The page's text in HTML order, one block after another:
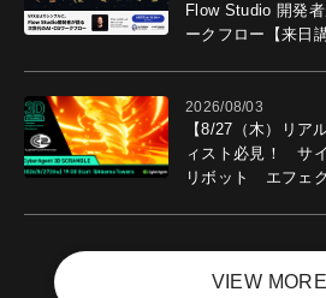
Flow Studio 開発
ークフロー【来日講
2026/08/03
【8/27（木）リア
ィスト必見！ サ
リボット エフェ
VIEW MORE